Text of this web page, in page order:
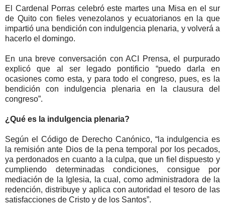
El Cardenal Porras celebró este martes una Misa en el sur
de Quito con fieles venezolanos y ecuatorianos en la que
impartió una bendición con indulgencia plenaria, y volverá a
hacerlo el domingo.
En una breve conversación con ACI Prensa, el purpurado
explicó que al ser legado pontificio “puedo darla en
ocasiones como esta, y para todo el congreso, pues, es la
bendición con indulgencia plenaria en la clausura del
congreso”.
¿Qué es la indulgencia plenaria?
Según el Código de Derecho Canónico, “la indulgencia es
la remisión ante Dios de la pena temporal por los pecados,
ya perdonados en cuanto a la culpa, que un fiel dispuesto y
cumpliendo determinadas condiciones, consigue por
mediación de la Iglesia, la cual, como administradora de la
redención, distribuye y aplica con autoridad el tesoro de las
satisfacciones de Cristo y de los Santos”.